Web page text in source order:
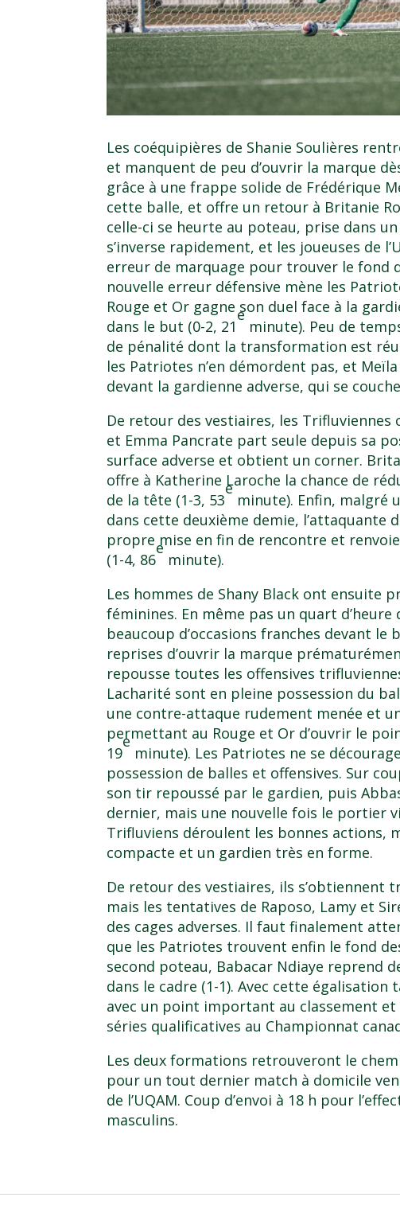
Les coéquipières de Shanie Soulières
et manquent de peu d’ouvrir la marque
grâce à une frappe solide de Frédérique
cette balle, et offre un retour à Britanie
celle-ci se heurte au poteau, prise dans
s’inverse rapidement, et les joueuses de
erreur de marquage pour trouver le fond
nouvelle erreur défensive mène les
Rouge et Or gagne son duel face à la
dans le but (0-2, 21
e
minute). Peu de
de pénalité dont la transformation est
les Patriotes n’en démordent pas, et
devant la gardienne adverse, qui se
De retour des vestiaires, les Trifluviennes
et Emma Pancrate part seule depuis sa
surface adverse et obtient un corner.
offre à Katherine Laroche la chance de
de la tête (1-3, 53
e
minute). Enfin, malgré
dans cette deuxième demie, l’attaquante
propre mise en fin de rencontre et
(1-4, 86
e
minute).
Les hommes de Shany Black ont ensuite
féminines. En même pas un quart
beaucoup d’occasions franches devant
reprises d’ouvrir la marque
repousse toutes les offensives
Lacharité sont en pleine possession du
une contre-attaque rudement menée et
permettant au Rouge et Or d’ouvrir le
19
e
minute). Les Patriotes ne se
possession de balles et offensives. Sur
son tir repoussé par le gardien, puis
dernier, mais une nouvelle fois le portier
Trifluviens déroulent les bonnes actions,
compacte et un gardien très en forme.
De retour des vestiaires, ils s’obtiennent
mais les tentatives de Raposo, Lamy et
des cages adverses. Il faut finalement
que les Patriotes trouvent enfin le fond
second poteau, Babacar Ndiaye reprend
dans le cadre (1-1). Avec cette
avec un point important au classement
séries qualificatives au Championnat
Les deux formations retrouveront le
pour un tout dernier match à domicile
de l’UQAM. Coup d’envoi à 18 h pour
masculins.